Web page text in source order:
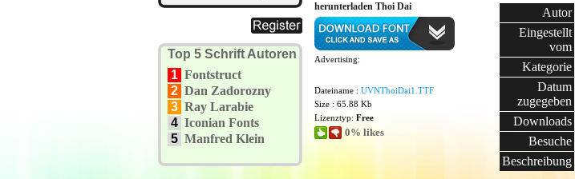
Top 5 Schrift Autoren
1 Fontstruct
2 Dan Zadorozny
3 Ray Larabie
4 Iconian Fonts
5 Manfred Klein
herunterladen Thoi Dai
Advertising:
Dateiname : UVNThoiDai1.TTF
Size : 65.88 Kb
Lizenztyp: Free
0% likes
Autor
Eingestellt
vom
Kategorie
Datum
zugegeben
Downloads
Besuche
Beschreibung